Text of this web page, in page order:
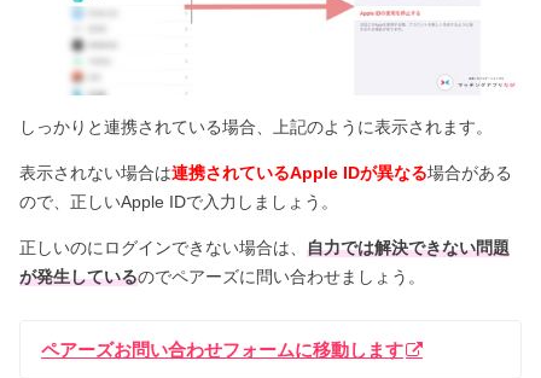
しっかりと連携されている場合、上記のように表示されます。
表示されない場合は連携されているApple IDが異なる場合がある
ので、正しいApple IDで入力しましょう。
正しいのにログインできない場合は、自力では解決できない問題
が発生しているのでペアーズに問い合わせましょう。
ペアーズお問い合わせフォームに移動します